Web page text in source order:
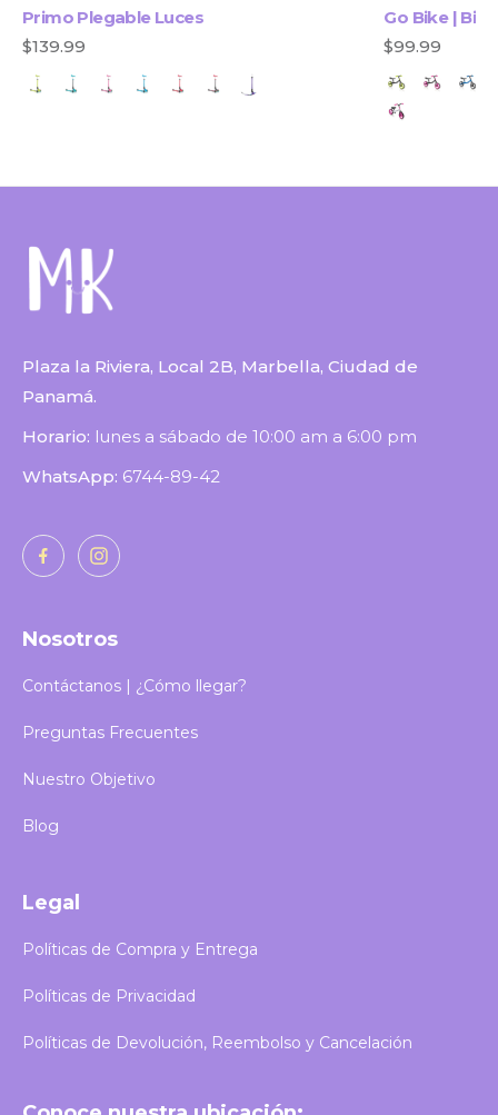
Primo Plegable Luces
$139.99
Go Bike |
$99.99
Plaza la Riviera, Local 2B, Marbella, Ciudad de
Panamá.
Horario: lunes a sábado de 10:00 am a 6:00 pm
WhatsApp: 6744-89-42
Nosotros
Contáctanos | ¿Cómo llegar?
Preguntas Frecuentes
Nuestro Objetivo
Blog
Legal
Políticas de Compra y Entrega
Políticas de Privacidad
Políticas de Devolución, Reembolso y Cancelación